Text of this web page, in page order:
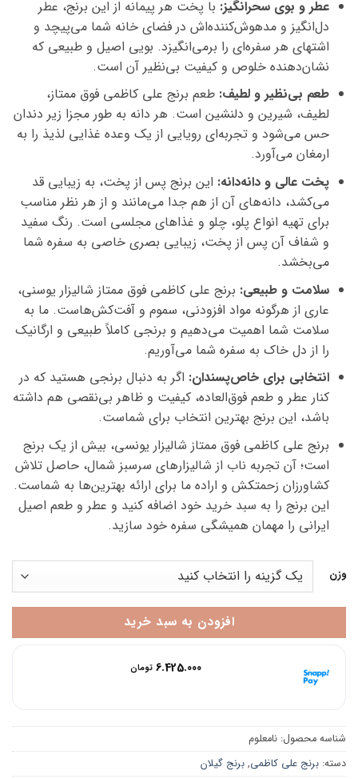
عطر و بوی سحرانگیز: با پخت هر پیمانه از این برنج، عطر
دل‌انگیز و مدهوش‌کننده‌اش در فضای خانه شما می‌پیچد و
اشتهای هر سفره‌ای را برمی‌انگیزد. بویی اصیل و طبیعی که
نشان‌دهنده خلوص و کیفیت بی‌نظیر آن است.
طعم بی‌نظیر و لطیف: طعم برنج علی کاظمی فوق ممتاز،
لطیف، شیرین و دلنشین است. هر دانه به طور مجزا زیر دندان
حس می‌شود و تجربه‌ای رویایی از یک وعده غذایی لذیذ را به
ارمغان می‌آورد.
پخت عالی و دانه‌دانه: این برنج پس از پخت، به زیبایی قد
می‌کشد، دانه‌های آن از هم جدا می‌مانند و از هر نظر مناسب
برای تهیه انواع پلو، چلو و غذاهای مجلسی است. رنگ سفید
و شفاف آن پس از پخت، زیبایی بصری خاصی به سفره شما
می‌بخشد.
سلامت و طبیعی: برنج علی کاظمی فوق ممتاز شالیزار یوسنی،
عاری از هرگونه مواد افزودنی، سموم و آفت‌کش‌هاست. ما به
سلامت شما اهمیت می‌دهیم و برنجی کاملاً طبیعی و ارگانیک
را از دل خاک به سفره شما می‌آوریم.
انتخابی برای خاص‌پسندان: اگر به دنبال برنجی هستید که در
کنار عطر و طعم فوق‌العاده، کیفیت و ظاهر بی‌نقصی هم داشته
باشد، این برنج بهترین انتخاب برای شماست.
برنج علی کاظمی فوق ممتاز شالیزار یونسی، بیش از یک برنج
است؛ آن تجربه ناب از شالیزارهای سرسبز شمال، حاصل تلاش
کشاورزان زحمتکش و اراده ما برای ارائه بهترین‌ها به شماست.
این برنج را به سبد خرید خود اضافه کنید و عطر و طعم اصیل
ایرانی را مهمان همیشگی سفره خود سازید.
وزن
افزودن به سبد خرید
6.425.000 تومان
شناسه محصول: نامعلوم
دسته: برنج علی کاظمی, برنج گیلان